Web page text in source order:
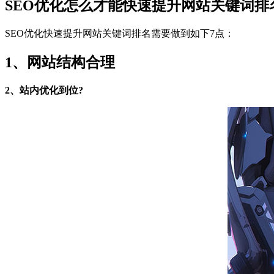
SEO优化怎么才能快速提升网站关键词排
SEO优化快速提升网站关键词排名需要做到如下7点：
1、网站结构合理
2、站内优化到位?